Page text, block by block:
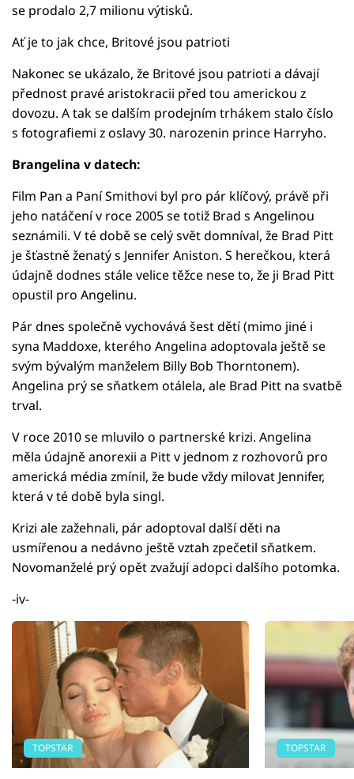
se prodalo 2,7 milionu výtisků.
Ať je to jak chce, Britové jsou patrioti
Nakonec se ukázalo, že Britové jsou patrioti a dávají
přednost pravé aristokracii před tou americkou z
dovozu. A tak se dalším prodejním trhákem stalo číslo
s fotografiemi z oslavy 30. narozenin prince Harryho.
Brangelina v datech:
Film Pan a Paní Smithovi byl pro pár klíčový, právě při
jeho natáčení v roce 2005 se totiž Brad s Angelinou
seznámili. V té době se celý svět domníval, že Brad Pitt
je šťastně ženatý s Jennifer Aniston. S herečkou, která
údajně dodnes stále velice těžce nese to, že ji Brad Pitt
opustil pro Angelinu.
Pár dnes společně vychovává šest dětí (mimo jiné i
syna Maddoxe, kterého Angelina adoptovala ještě se
svým bývalým manželem Billy Bob Thorntonem).
Angelina prý se sňatkem otálela, ale Brad Pitt na svatbě
trval.
V roce 2010 se mluvilo o partnerské krizi. Angelina
měla údajně anorexii a Pitt v jednom z rozhovorů pro
americká média zmínil, že bude vždy milovat Jennifer,
která v té době byla singl.
Krizi ale zažehnali, pár adoptoval další děti na
usmířenou a nedávno ještě vztah zpečetil sňatkem.
Novomanželé prý opět zvažují adopci dalšího potomka.
-iv-
TOPSTAR TOPSTAR